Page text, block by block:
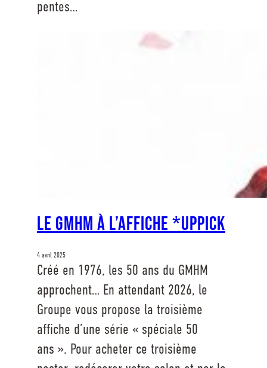
pentes…
Le GMHM à l’affiche *UPPICK
4 avril 2025
Créé en 1976, les 50 ans du GMHM
approchent… En attendant 2026, le
Groupe vous propose la troisième
affiche d’une série « spéciale 50
ans ». Pour acheter ce troisième